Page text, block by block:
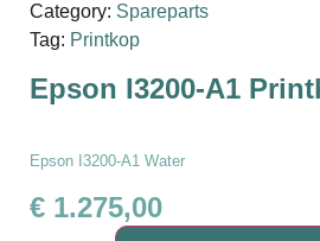
Category: Spareparts
Tag: Printkop
Epson I3200-A1
Epson I3200-A1 Water
€ 1.275,00